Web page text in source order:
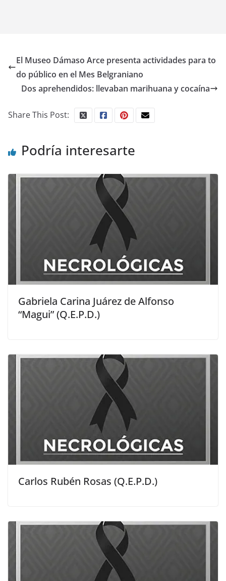
El Museo Dámaso Arce presenta actividades para to
do público en el Mes Belgraniano
Dos aprehendidos: llevaban marihuana y cocaína
Share This Post:
Podría interesarte
Gabriela Carina Juárez de Alfonso
“Magui” (Q.E.P.D.)
Carlos Rubén Rosas (Q.E.P.D.)